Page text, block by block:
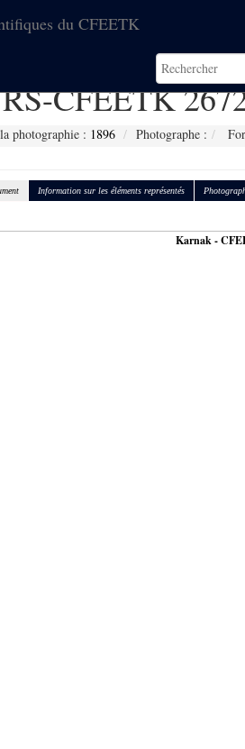
du CFEETK
CFEETK
photographie : 1896 Photographe :
Information sur les éléments représentés